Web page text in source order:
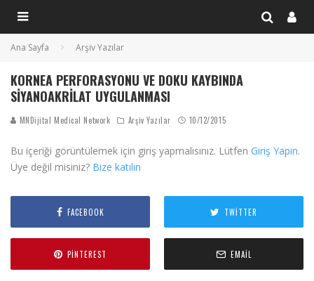
Ana Sayfa Arşiv Yazılar
KORNEA PERFORASYONU VE DOKU KAYBINDA
SIYANOAKRILAT UYGULANMASI
MNDijital Medical Network Arşiv Yazılar 10/12/2015
Bu içeriği görüntülemek için giriş yapmalısınız. Lütfen Giriş Yapın.
Üye değil misiniz? Bize katılın
FACEBOOK TWITTER
PINTEREST EMAIL